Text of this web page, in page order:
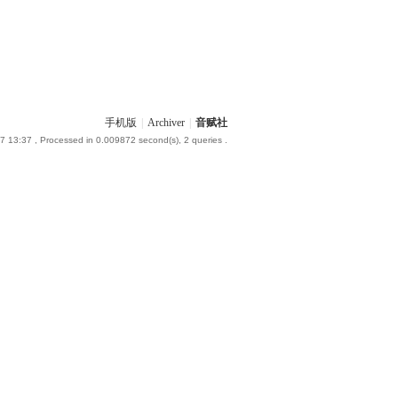
手机版 Archiver 音赋社
13:37 , Processed in 0.009872 second(s), 2 queries .